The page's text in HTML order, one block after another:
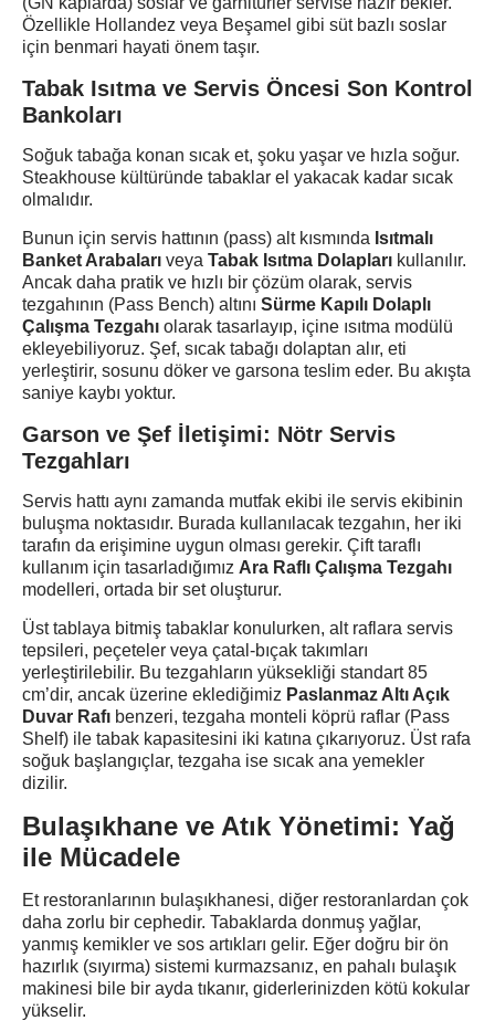
Özellikle Hollandez veya Beşamel gibi süt bazlı soslar
için benmari hayati önem taşır.
Tabak Isıtma ve Servis Öncesi Son Kontrol
Bankoları
Soğuk tabağa konan sıcak et, şoku yaşar ve hızla soğur.
Steakhouse kültüründe tabaklar el yakacak kadar sıcak
olmalıdır.
Bunun için servis hattının (pass) alt kısmında Isıtmalı
Banket Arabaları veya Tabak Isıtma Dolapları kullanılır.
Ancak daha pratik ve hızlı bir çözüm olarak, servis
tezgahının (Pass Bench) altını Sürme Kapılı Dolaplı
Çalışma Tezgahı olarak tasarlayıp, içine ısıtma modülü
ekleyebiliyoruz. Şef, sıcak tabağı dolaptan alır, eti
yerleştirir, sosunu döker ve garsona teslim eder. Bu akışta
saniye kaybı yoktur.
Garson ve Şef İletişimi: Nötr Servis
Tezgahları
Servis hattı aynı zamanda mutfak ekibi ile servis ekibinin
buluşma noktasıdır. Burada kullanılacak tezgahın, her iki
tarafın da erişimine uygun olması gerekir. Çift taraflı
kullanım için tasarladığımız Ara Raflı Çalışma Tezgahı
modelleri, ortada bir set oluşturur.
Üst tablaya bitmiş tabaklar konulurken, alt raflara servis
tepsileri, peçeteler veya çatal-bıçak takımları
yerleştirilebilir. Bu tezgahların yüksekliği standart 85
cm’dir, ancak üzerine eklediğimiz Paslanmaz Altı Açık
Duvar Rafı benzeri, tezgaha monteli köprü raflar (Pass
Shelf) ile tabak kapasitesini iki katına çıkarıyoruz. Üst rafa
soğuk başlangıçlar, tezgaha ise sıcak ana yemekler
dizilir.
Bulaşıkhane ve Atık Yönetimi: Yağ
ile Mücadele
Et restoranlarının bulaşıkhanesi, diğer restoranlardan çok
daha zorlu bir cephedir. Tabaklarda donmuş yağlar,
yanmış kemikler ve sos artıkları gelir. Eğer doğru bir ön
hazırlık (sıyırma) sistemi kurmazsanız, en pahalı bulaşık
makinesi bile bir ayda tıkanır, giderlerinizden kötü kokular
yükselir.